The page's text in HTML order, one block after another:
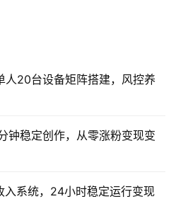
人20台设备矩阵搭建，风控养
钟稳定创作，从零涨粉变现变
入系统，24小时稳定运行变现